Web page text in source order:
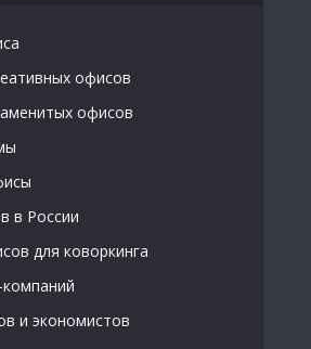
офисов
офисов
в России
для коворкинга
и экономистов